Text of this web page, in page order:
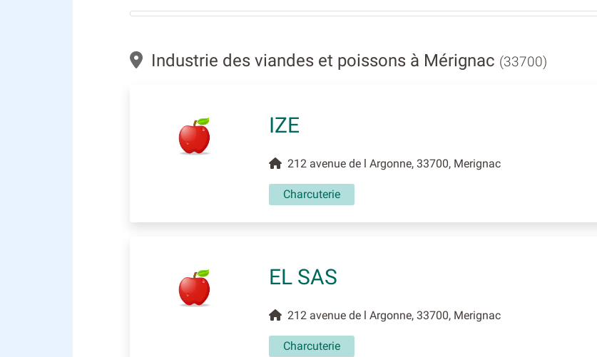
Industrie des viandes et poissons à Mérignac (33700)
IZE
212 avenue de l Argonne, 33700, Merignac
Charcuterie
EL SAS
212 avenue de l Argonne, 33700, Merignac
Charcuterie